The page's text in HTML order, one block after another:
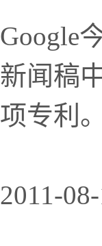
Google
新闻稿
项专利。
2011-